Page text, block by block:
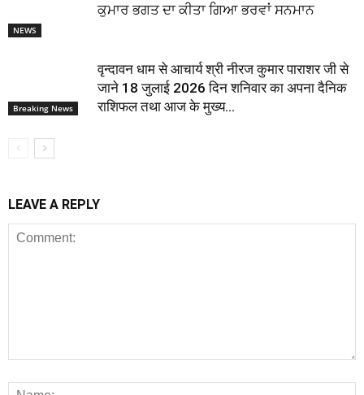
NEWS
ਕੁਮਾਰ ਭਗਤ ਦਾ ਕੀਤਾ ਗਿਆ ਭਰਵਾਂ ਸਨਮਾਨ
Breaking News
वृन्दावन धाम से आचार्य श्री नीरज कुमार पाराशर जी से
जाने 18 जुलाई 2026 दिन शनिवार का अपना दैनिक
राशिफल तथा आज के मुख्य...
LEAVE A REPLY